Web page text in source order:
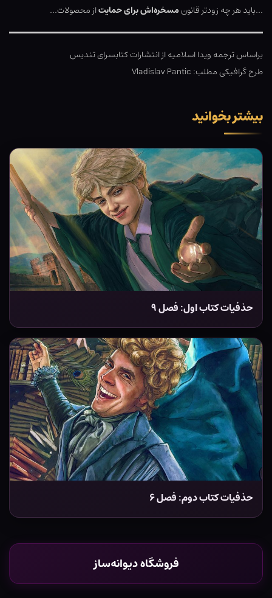
…باید هر چه زودتر قانونمسخره‌اش برای حمایتاز محصولات…
براساس ترجمه ویدا اسلامیه از انتشارات کتابسرای تندیس
طرح گرافیکی مطلب: Vladislav Pantic
بیشتر بخوانید
حذفیات کتاب اول: فصل ۹
حذفیات کتاب دوم: فصل ۶
فروشگاه دیوانه‌ساز